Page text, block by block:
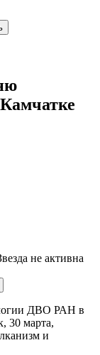
ДВО РАН в
30 марта,
и